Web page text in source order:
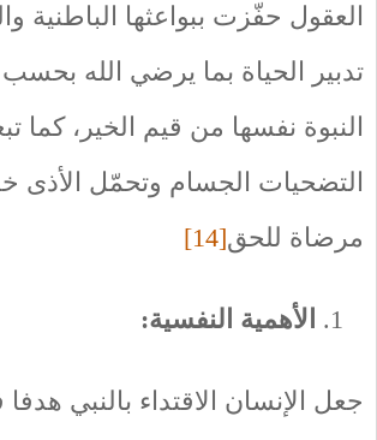
العقول حفّزت ببواعثها الباطنية
تدبير الحياة بما يرضي الله
النبوة نفسها من قيم الخير، كما
التضحيات الجسام وتحمّل الأذى
مرضاة للحق[14]
الأهمية النفسية:
جعل الإنسان الاقتداء بالنبي هدفا